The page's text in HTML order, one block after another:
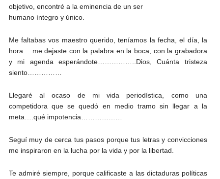
objetivo, encontré a la eminencia de un ser
humano íntegro y único.
Me faltabas vos maestro querido, teníamos la fecha, el día, la
hora… me dejaste con la palabra en la boca, con la grabadora
y mi agenda esperándote……………..Dios, Cuánta tristeza
siento……………
Llegaré al ocaso de mi vida periodística, como una
competidora que se quedó en medio tramo sin llegar a la
meta….qué impotencia………………
Seguí muy de cerca tus pasos porque tus letras y convicciones
me inspiraron en la lucha por la vida y por la libertad.
Te admiré siempre, porque calificaste a las dictaduras políticas